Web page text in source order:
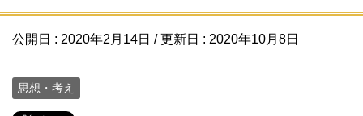
公開日 : 2020年2月14日 / 更新日 : 2020年10月8日
思想・考え